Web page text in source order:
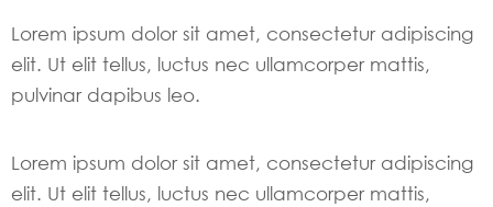
Lorem ipsum dolor sit amet, consectetur adipiscing
elit. Ut elit tellus, luctus nec ullamcorper mattis,
pulvinar dapibus leo.
Lorem ipsum dolor sit amet, consectetur adipiscing
elit. Ut elit tellus, luctus nec ullamcorper mattis,